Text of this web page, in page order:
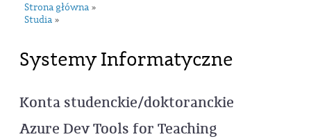
Strona główna »
Studia »
Systemy Informatyczne
Konta studenckie/doktoranckie
Azure Dev Tools for Teaching